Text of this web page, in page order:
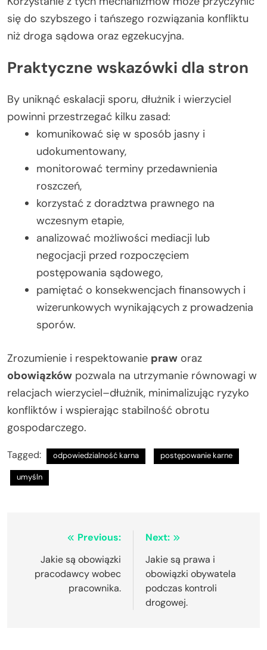
się do szybszego i tańszego rozwiązania konfliktu
niż droga sądowa oraz egzekucyjna.
Praktyczne wskazówki dla stron
By uniknąć eskalacji sporu, dłużnik i wierzyciel
powinni przestrzegać kilku zasad:
komunikować się w sposób jasny i
udokumentowany,
monitorować terminy przedawnienia
roszczeń,
korzystać z doradztwa prawnego na
wczesnym etapie,
analizować możliwości mediacji lub
negocjacji przed rozpoczęciem
postępowania sądowego,
pamiętać o konsekwencjach finansowych i
wizerunkowych wynikających z prowadzenia
sporów.
Zrozumienie i respektowanie praw oraz
obowiązków pozwala na utrzymanie równowagi w
relacjach wierzyciel–dłużnik, minimalizując ryzyko
konfliktów i wspierając stabilność obrotu
gospodarczego.
Tagged: odpowiedzialność karna postępowanie karne
umyśln
Nawigacja
wpisu
Previous:
Jakie są obowiązki
pracodawcy wobec
pracownika.
Next:
Jakie są prawa i
obowiązki obywatela
podczas kontroli
drogowej.